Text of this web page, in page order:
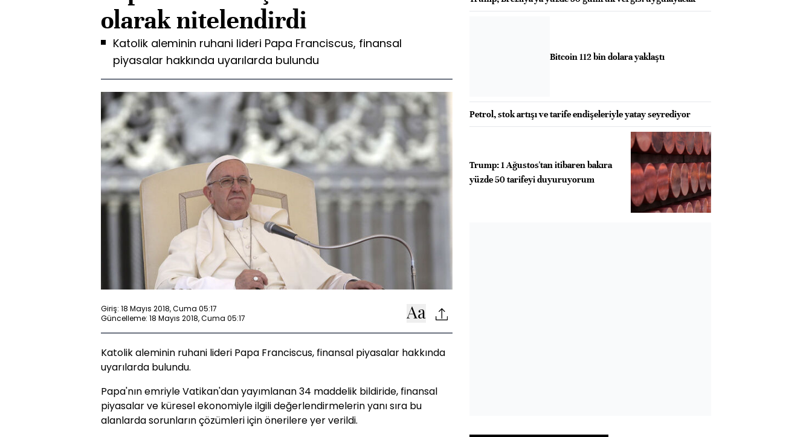
olarak nitelendirdi
Katolik aleminin ruhani lideri Papa Franciscus, finansal
piyasalar hakkında uyarılarda bulundu
Giriş: 18 Mayıs 2018, Cuma 05:17
Güncelleme: 18 Mayıs 2018, Cuma 05:17
Katolik aleminin ruhani lideri Papa Franciscus, finansal piyasalar hakkında
uyarılarda bulundu.
Papa'nın emriyle Vatikan'dan yayımlanan 34 maddelik bildiride, finansal
piyasalar ve küresel ekonomiyle ilgili değerlendirmelerin yanı sıra bu
alanlarda sorunların çözümleri için önerilere yer verildi.
Bitcoin 112 bin dolara yaklaştı
Petrol, stok artışı ve tarife endişeleriyle yatay seyrediyor
Trump: 1 Ağustos'tan itibaren bakıra
yüzde 50 tarifeyi duyuruyorum